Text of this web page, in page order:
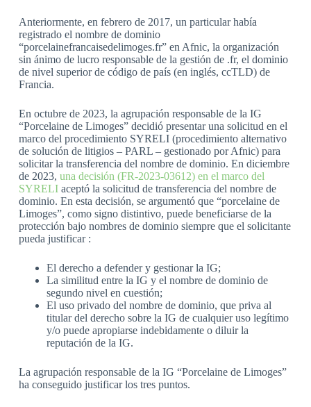
Anteriormente, en febrero de 2017, un particular había
registrado el nombre de dominio
“porcelainefrancaisedelimoges.fr” en Afnic, la organización
sin ánimo de lucro responsable de la gestión de .fr, el dominio
de nivel superior de código de país (en inglés, ccTLD) de
Francia.
En octubre de 2023, la agrupación responsable de la IG
“Porcelaine de Limoges” decidió presentar una solicitud en el
marco del procedimiento SYRELI (procedimiento alternativo
de solución de litigios – PARL – gestionado por Afnic) para
solicitar la transferencia del nombre de dominio. En diciembre
de 2023, una decisión (FR-2023-03612) en el marco del
SYRELIaceptó la solicitud de transferencia del nombre de
dominio. En esta decisión, se argumentó que “porcelaine de
Limoges”, como signo distintivo, puede beneficiarse de la
protección bajo nombres de dominio siempre que el solicitante
pueda justificar :
El derecho a defender y gestionar la IG;
La similitud entre la IG y el nombre de dominio de
segundo nivel en cuestión;
El uso privado del nombre de dominio, que priva al
titular del derecho sobre la IG de cualquier uso legítimo
y/o puede apropiarse indebidamente o diluir la
reputación de la IG.
La agrupación responsable de la IG “Porcelaine de Limoges”
ha conseguido justificar los tres puntos.